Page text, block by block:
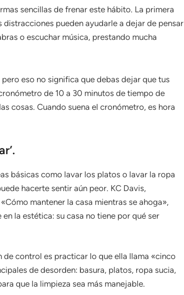
sencillas de frenar este hábito. La primera
pueden ayudarle a dejar de pensar
o escuchar música, prestando mucha
eso no significa que debas dejar que tus
de 10 a 30 minutos de tiempo de
cosas. Cuando suena el cronómetro, es hora
básicas como lavar los platos o lavar la ropa
hacerte sentir aún peor. KC Davis,
mantener la casa mientras se ahoga»,
la estética: su casa no tiene por qué ser
control es practicar lo que ella llama «cinco
de desorden: basura, platos, ropa sucia,
que la limpieza sea más manejable.